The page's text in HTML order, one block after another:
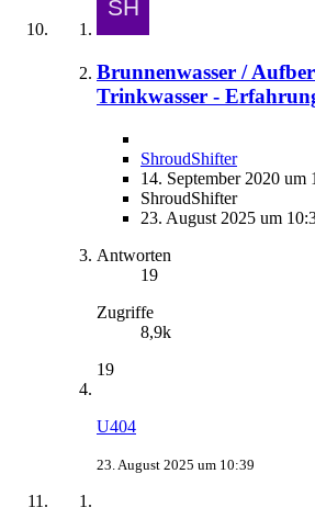
Brunnenwasser /
Trinkwasser -
ShroudShifter
14. September 2020 um
ShroudShifter
23. August 2025 um
Antworten
19
Zugriffe
8,9k
19
U404
23. August 2025 um 10:39